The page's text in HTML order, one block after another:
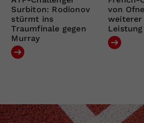
Surbiton: Rodionov
stürmt ins
Traumfinale gegen
Murray
von
weiterer